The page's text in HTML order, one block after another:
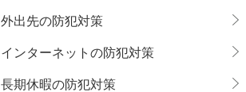
外出先の防犯対策
インターネットの防犯対策
長期休暇の防犯対策